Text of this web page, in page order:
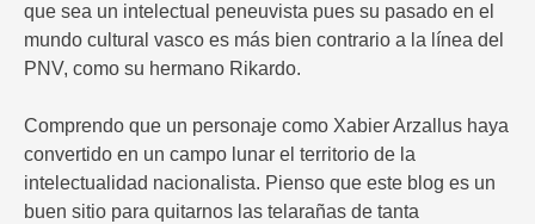
que sea un intelectual peneuvista pues su pasado en el
mundo cultural vasco es más bien contrario a la línea del
PNV, como su hermano Rikardo.
Comprendo que un personaje como Xabier Arzallus haya
convertido en un campo lunar el territorio de la
intelectualidad nacionalista. Pienso que este blog es un
buen sitio para quitarnos las telarañas de tanta